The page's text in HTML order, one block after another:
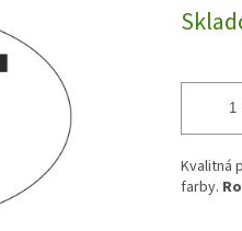
cena:
Kvalitná
farby.